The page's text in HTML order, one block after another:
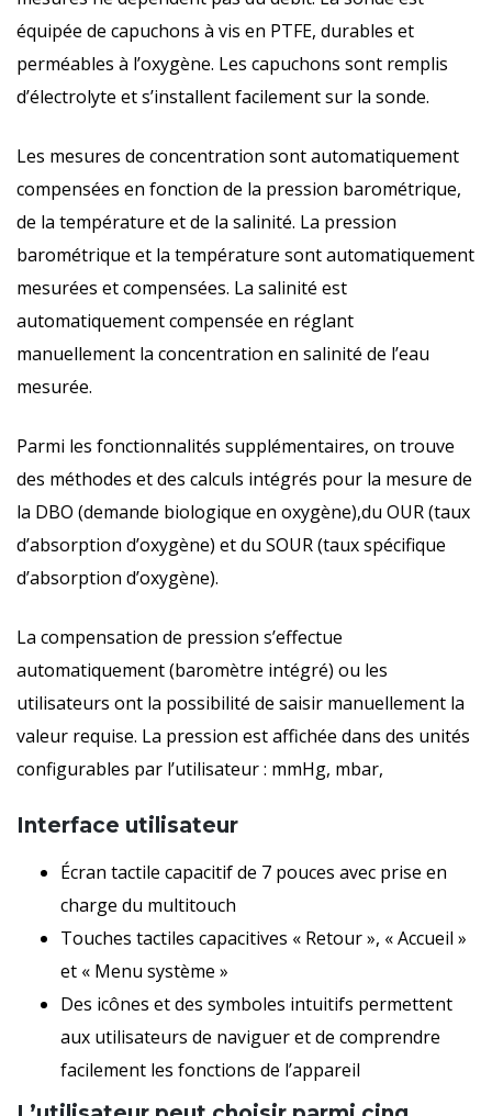
équipée de capuchons à vis en PTFE, durables et
perméables à l’oxygène. Les capuchons sont remplis
d’électrolyte et s’installent facilement sur la sonde.
Les mesures de concentration sont automatiquement
compensées en fonction de la pression barométrique,
de la température et de la salinité. La pression
barométrique et la température sont automatiquement
mesurées et compensées. La salinité est
automatiquement compensée en réglant
manuellement la concentration en salinité de l’eau
mesurée.
Parmi les fonctionnalités supplémentaires, on trouve
des méthodes et des calculs intégrés pour la mesure de
la DBO (demande biologique en oxygène),du OUR (taux
d’absorption d’oxygène) et du SOUR (taux spécifique
d’absorption d’oxygène).
La compensation de pression s’effectue
automatiquement (baromètre intégré) ou les
utilisateurs ont la possibilité de saisir manuellement la
valeur requise. La pression est affichée dans des unités
configurables par l’utilisateur : mmHg, mbar,
Interface utilisateur
Écran tactile capacitif de 7 pouces avec prise en
charge du multitouch
Touches tactiles capacitives « Retour », « Accueil »
et « Menu système »
Des icônes et des symboles intuitifs permettent
aux utilisateurs de naviguer et de comprendre
facilement les fonctions de l’appareil